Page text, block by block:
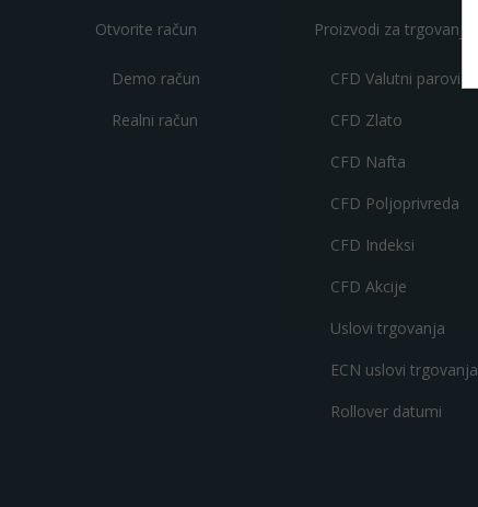
Otvorite račun
Demo račun
Realni račun
Proizvodi za trgovanje
CFD Valutni parovi
CFD Zlato
CFD Nafta
CFD Poljoprivreda
CFD Indeksi
CFD Akcije
Uslovi trgovanja
ECN uslovi trgovanja
Rollover datumi